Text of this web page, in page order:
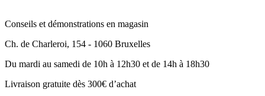
Conseils et démonstrations en magasin
Ch. de Charleroi, 154 - 1060 Bruxelles
Du mardi au samedi de 10h à 12h30 et de 14h à 18h30
Livraison gratuite dès 300€ d’achat